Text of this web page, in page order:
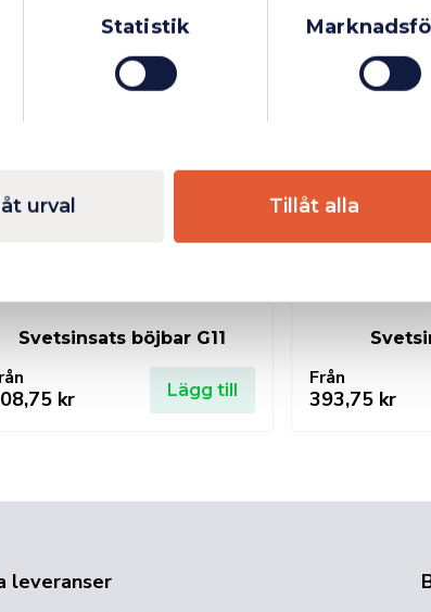
Statistik
urval Tillåt alla
Svetsinsats böjbar G11
kr Lägg till Från
393,75 kr
leveranser